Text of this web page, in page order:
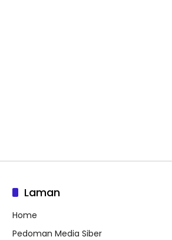
Laman
Home
Pedoman Media Siber